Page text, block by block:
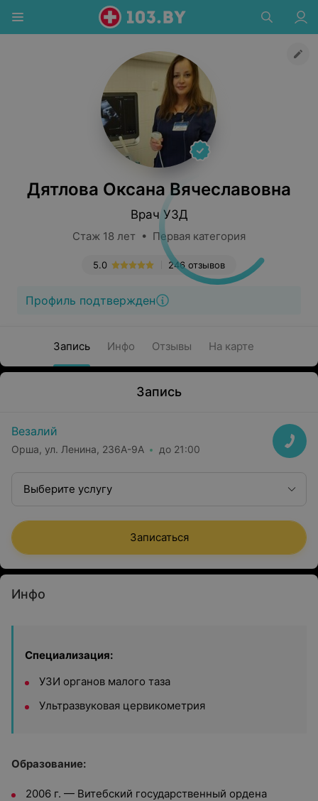
Дятлова Оксана Вячеславовна
Врач УЗД
Стаж 18 лет • Первая категория
246 отзывов
5.0
Профиль подтвержден
Запись Инфо Отзывы На карте
Запись
Везалий
Орша, ул. Ленина, 236А-9А до 21:00
Выберите услугу
Записаться
Инфо
Специализация:
УЗИ органов малого таза
Ультразвуковая цервикометрия
Образование:
2006 г. — Витебский государственный ордена